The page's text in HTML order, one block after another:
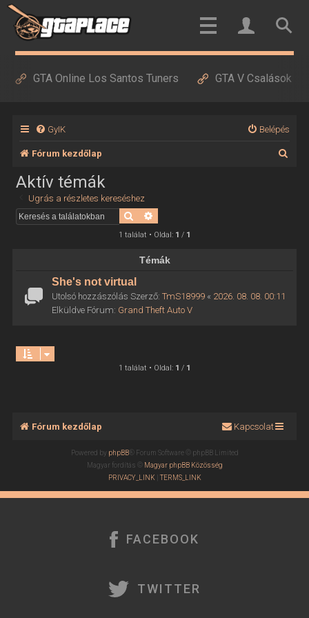
GTA Online Los Santos Tuners GTA V Csalások
GyIK Belépés
Fórum kezdőlap
Aktív témák
Ugrás a részletes kereséshez
Keresés
1 találat • Oldal: 1 / 1
Témák
She's not virtual
Utolsó hozzászólás Szerző: TmS18999« 2026. 08. 08. 00:11
Elküldve Fórum: Grand Theft Auto V
1 találat • Oldal: 1 / 1
Fórum kezdőlap Kapcsolat
Powered by phpBB® Forum Software © phpBB Limited
Magyar fordítás ©
Magyar phpBB Közösség
PRIVACY_LINK| TERMS_LINK
FACEBOOK
TWITTER